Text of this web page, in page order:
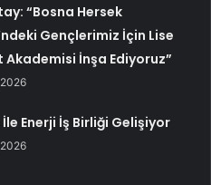
“Bosna Hersek
Gençlerimiz İçin Lise
Akademisi İnşa Ediyoruz”
Enerji İş Birliği Gelişiyor